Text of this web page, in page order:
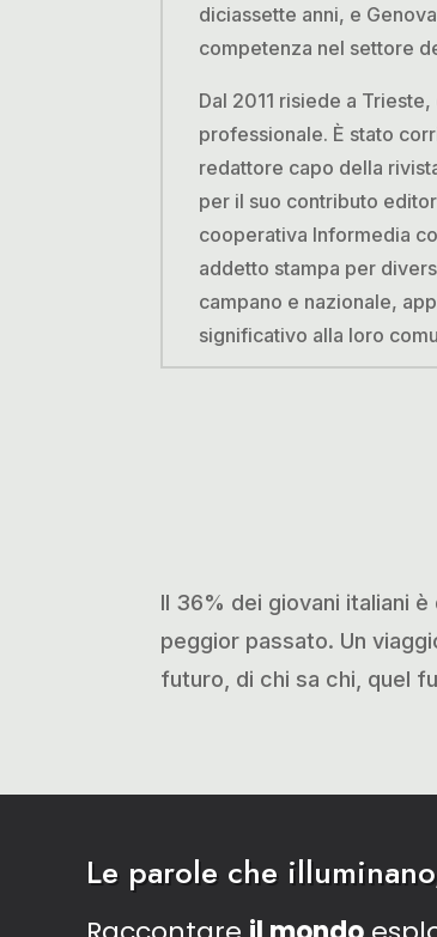
diciassette anni, e
competenza nel settore
Dal 2011 risiede a
professionale. È stato
redattore capo della
per il suo contributo
cooperativa Informedia
addetto stampa per
campano e nazionale,
significativo alla loro
Il 36% dei giovani italiani
peggior passato. Un
futuro, di chi sa chi, quel
Le parole che